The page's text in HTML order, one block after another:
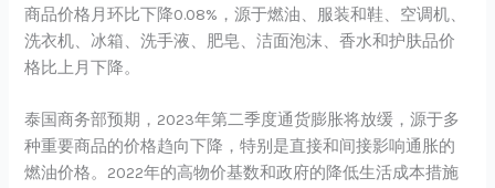
商品价格月环比下降0.08%，源于燃油、服装和鞋、空调机、
洗衣机、冰箱、洗手液、肥皂、洁面泡沫、香水和护肤品价
格比上月下降。
泰国商务部预期，2023年第二季度通货膨胀将放缓，源于多
种重要商品的价格趋向下降，特别是直接和间接影响通胀的
燃油价格。2022年的高物价基数和政府的降低生活成本措施